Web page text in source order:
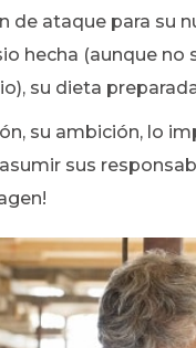
de ataque para su
hecha (aunque no
su dieta
su ambición, lo
sus